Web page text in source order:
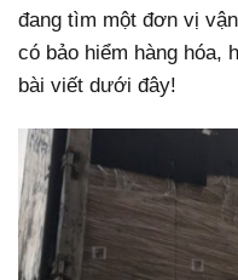
đang tìm một đơn vị
có bảo hiểm hàng hóa,
bài viết dưới đây!